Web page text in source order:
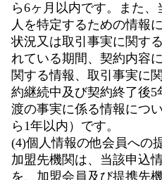
ら6ヶ月以内です。また
人を特定するための情報
状況又は取引事実に関す
れている期間、契約内容
関する情報、取引事実に
約継続中及び契約終了後
渡の事実に係る情報につ
ら1年以内）です。
(4)個人情報の他会員への
加盟先機関は、当該申込
を、加盟会員及び提携先